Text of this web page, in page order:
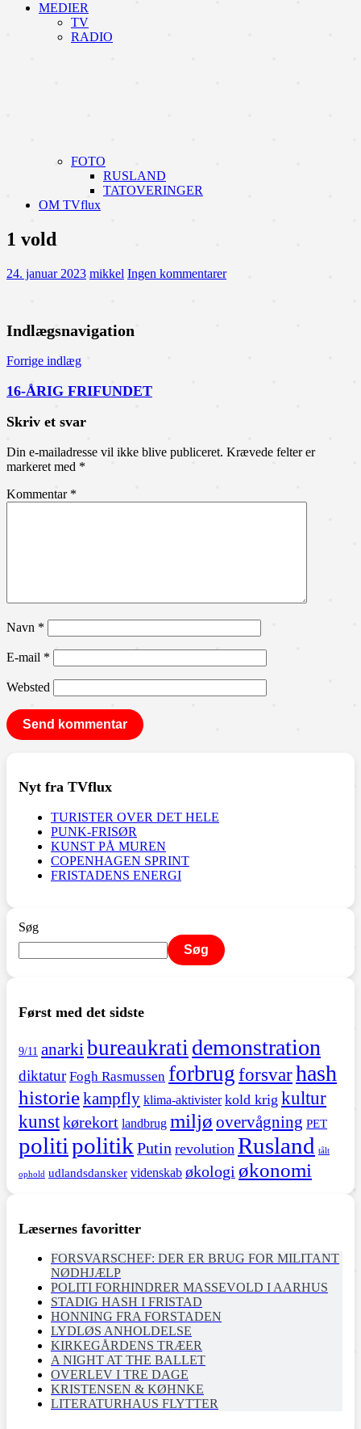
MEDIER
TV
RADIO
FOTO
RUSLAND
TATOVERINGER
OM TVflux
1 vold
24. januar 2023 mikkel Ingen kommentarer
Indlægsnavigation
Forrige indlæg
16-ÅRIG FRIFUNDET
Skriv et svar
Din e-mailadresse vil ikke blive publiceret. Krævede felter er
markeret med *
Kommentar *
Navn *
E-mail *
Websted
Nyt fra TVflux
TURISTER OVER DET HELE
PUNK-FRISØR
KUNST PÅ MUREN
COPENHAGEN SPRINT
FRISTADENS ENERGI
Søg
Søg
Først med det sidste
9/11 anarki bureaukrati demonstration
diktatur Fogh Rasmussen forbrugforsvarhash
historiekampfly klima-aktivister kold krig kultur
kunstkørekort landbrug miljø overvågning PET
politipolitik Putin revolution Rusland tålt
ophold udlandsdansker videnskab økologi økonomi
Læsernes favoritter
FORSVARSCHEF: DER ER BRUG FOR MILITANT
NØDHJÆLP
POLITI FORHINDRER MASSEVOLD I AARHUS
STADIG HASH I FRISTAD
HONNING FRA FORSTADEN
LYDLØS ANHOLDELSE
KIRKEGÅRDENS TRÆER
A NIGHT AT THE BALLET
OVERLEV I TRE DAGE
KRISTENSEN & KØHNKE
LITERATURHAUS FLYTTER